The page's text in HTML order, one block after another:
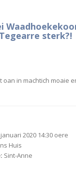
sterk?!
oan in machtich moaie
januari 2020 14:30 oere
Huis
Sint-Anne